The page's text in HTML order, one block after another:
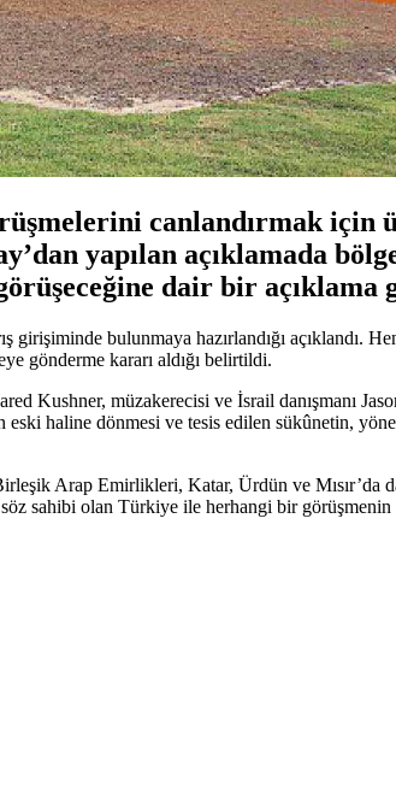
canlandırmak için
yapılan açıklamada
dair bir açıklama
bulunmaya hazırlandığı açıklandı.
gönderme kararı aldığı belirtildi.
Kushner, müzakerecisi ve İsrail danışmanı
haline dönmesi ve tesis edilen sükûnetin,
Arap Emirlikleri, Katar, Ürdün ve Mısır’da
sahibi olan Türkiye ile herhangi bir